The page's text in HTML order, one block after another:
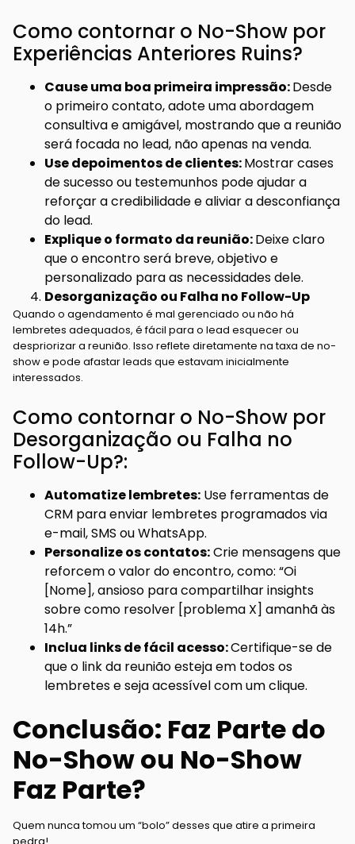
Como contornar o No-Show por
Experiências Anteriores Ruins?
Cause uma boa primeira impressão:Desde
o primeiro contato, adote uma abordagem
consultiva e amigável, mostrando que a reunião
será focada no lead, não apenas na venda.
Use depoimentos de clientes:Mostrar cases
de sucesso ou testemunhos pode ajudar a
reforçar a credibilidade e aliviar a desconfiança
do lead.
Explique o formato da reunião:Deixe claro
que o encontro será breve, objetivo e
personalizado para as necessidades dele.
Desorganização ou Falha no Follow-Up
Quando o agendamento é mal gerenciado ou não há
lembretes adequados, é fácil para o lead esquecer ou
despriorizar a reunião. Isso reflete diretamente na taxa de no-
show e pode afastar leads que estavam inicialmente
interessados.
Como contornar o No-Show por
Desorganização ou Falha no
Follow-Up?:
Automatize lembretes: Use ferramentas de
CRM para enviar lembretes programados via
e-mail, SMS ou WhatsApp.
Personalize os contatos:Crie mensagens que
reforcem o valor do encontro, como: “Oi
[Nome], ansioso para compartilhar insights
sobre como resolver [problema X] amanhã às
14h.”
Inclua links de fácil acesso:Certifique-se de
que o link da reunião esteja em todos os
lembretes e seja acessível com um clique.
Conclusão: Faz Parte do
No-Show ou No-Show
Faz Parte?
Quem nunca tomou um “bolo” desses que atire a primeira